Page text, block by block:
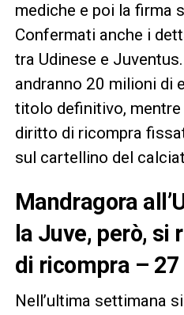
mediche e poi la firma
Confermati anche i
tra Udinese e
andranno 20 milioni di
titolo definitivo, mentre
diritto di ricompra
sul cartellino del
Mandragora
la Juve, però,
di ricompra –
Nell’ultima settimana